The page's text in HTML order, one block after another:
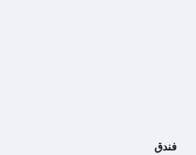
فندق